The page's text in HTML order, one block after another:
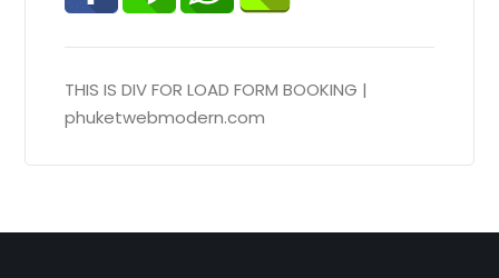
THIS IS DIV FOR LOAD FORM BOOKING |
phuketwebmodern.com